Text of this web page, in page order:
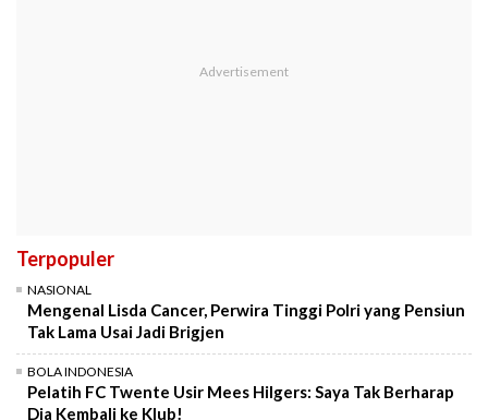
Terpopuler
NASIONAL
Mengenal Lisda Cancer, Perwira Tinggi Polri yang Pensiun
Tak Lama Usai Jadi Brigjen
BOLA INDONESIA
Pelatih FC Twente Usir Mees Hilgers: Saya Tak Berharap
Dia Kembali ke Klub!